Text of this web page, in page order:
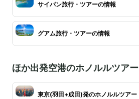
サイパン旅行・ツアーの情報
グアム旅行・ツアーの情報
ほか出発空港のホノルルツアー
東京(羽田+成田)発のホノルルツアー